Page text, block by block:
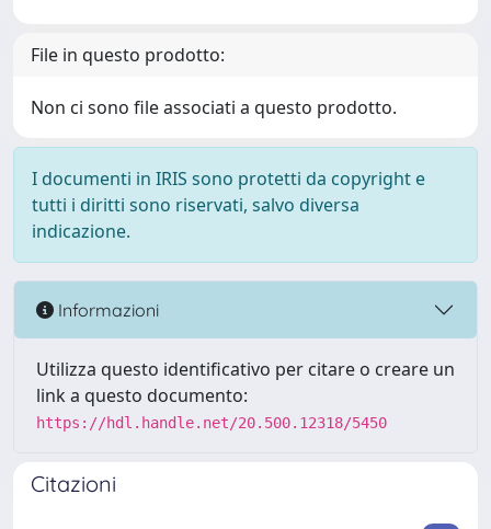
File in questo prodotto:
Non ci sono file associati a questo prodotto.
I documenti in IRIS sono protetti da copyright e
tutti i diritti sono riservati, salvo diversa
indicazione.
Informazioni
Utilizza questo identificativo per citare o creare un
link a questo documento:
https://hdl.handle.net/20.500.12318/5450
Citazioni